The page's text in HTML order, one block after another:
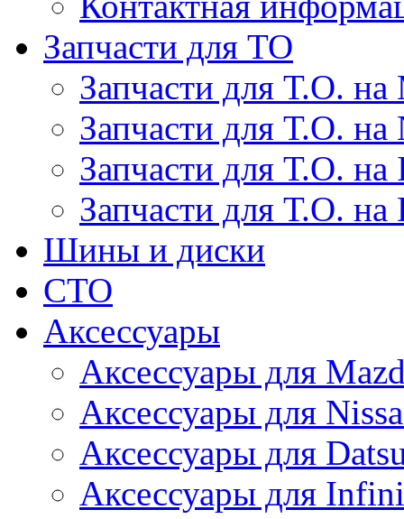
Запчасти для ТО
Запчасти для Т.О. на
Запчасти для Т.О. на
Запчасти для Т.О.
Запчасти для Т.О. на
Шины и диски
СТО
Аксессуары
Аксессуары для
Аксессуары для
Аксессуары для
Аксессуары для